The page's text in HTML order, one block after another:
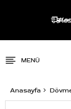
Anasayfa